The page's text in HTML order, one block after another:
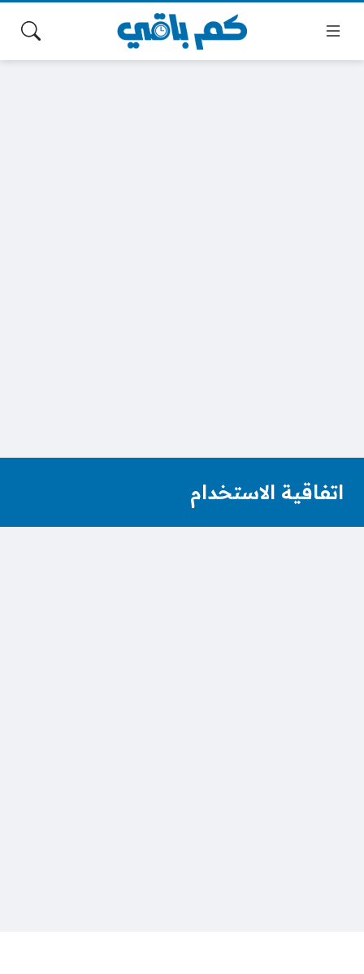
اتفاقية الاستخدام